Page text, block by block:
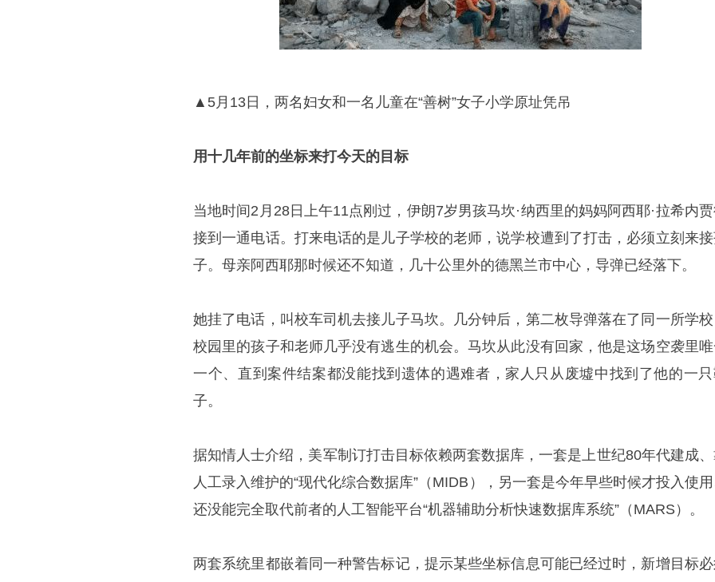
▲5月13日，两名妇女和一名儿童在“善树”女子小学原址凭吊
用十几年前的坐标来打今天的目标
当地时间2月28日上午11点刚过，伊朗7岁男孩马坎·纳西里的妈妈阿西耶·拉希内
接到一通电话。打来电话的是儿子学校的老师，说学校遭到了打击，必须立刻来
子。母亲阿西耶那时候还不知道，几十公里外的德黑兰市中心，导弹已经落下。
她挂了电话，叫校车司机去接儿子马坎。几分钟后，第二枚导弹落在了同一所学校
校园里的孩子和老师几乎没有逃生的机会。马坎从此没有回家，他是这场空袭里
一个、直到案件结案都没能找到遗体的遇难者，家人只从废墟中找到了他的一只
子。
据知情人士介绍，美军制订打击目标依赖两套数据库，一套是上世纪80年代建成
人工录入维护的“现代化综合数据库”（MIDB），另一套是今年早些时候才投入使用
还没能完全取代前者的人工智能平台“机器辅助分析快速数据库系统”（MARS）。
两套系统里都嵌着同一种警告标记，提示某些坐标信息可能已经过时，新增目标